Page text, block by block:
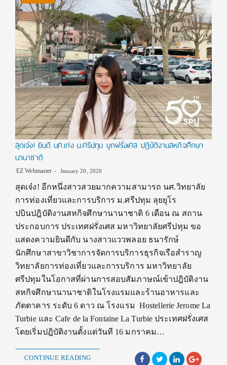
สุดเจ๋ง! ยินดี นศ.เก่ง ม.ศรีปทุม บุกฝรั่งเศส ปฎิบัติงานสหกิจศึกษา
นานาชาติ
EZ Webmaster January 20, 2020
สุดเจ๋ง! อีกหนึ่งสาวสวยมากความสามารถ นศ.วิทยาลัย
การท่องเที่ยวและการบริการ ม.ศรีปทุม ลุยยุโร
ปบินปฎิบัติงานสหกิจศึกษานานาชาติ 6 เดือน ณ สถาน
ประกอบการ ประเทศฝรั่งเศส มหาวิทยาลัยศรีปทุม ขอ
แสดงความยินดีกับ นางสาวแววพลอย ธนารักษ์
นักศึกษาสาขาวิชาการจัดการบริการธุรกิจเรือสำราญ
วิทยาลัยการท่องเที่ยวและการบริการ มหาวิทยาลัย
ศรีปทุมในโอกาสที่ผ่านการสอบสัมภาษณ์เข้าปฎิบัติงาน
สหกิจศึกษานานาชาติในโรงแรมและร้านอาหารและ
ภัตตาคาร ระดับ 6 ดาว ณ โรงแรม Hostellerie Jerome La
Turbie และ Cafe de la Fontaine La Turbie ประเทศฝรั่งเศส
โดยเริ่มปฎิบัติงานตั้งแต่วันที 16 มกราคม…
CONTINUE READING